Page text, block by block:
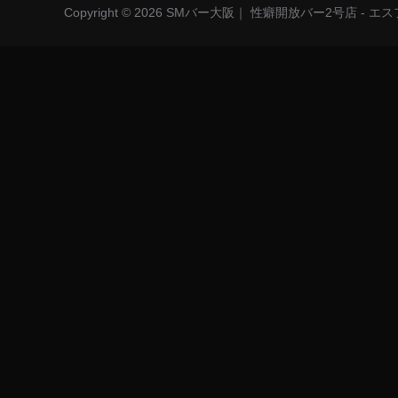
Copyright © 2026 SMバー大阪｜ 性癖開放バー2号店 - エス